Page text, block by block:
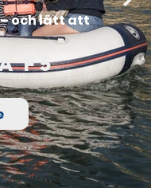
F5
och lätt att